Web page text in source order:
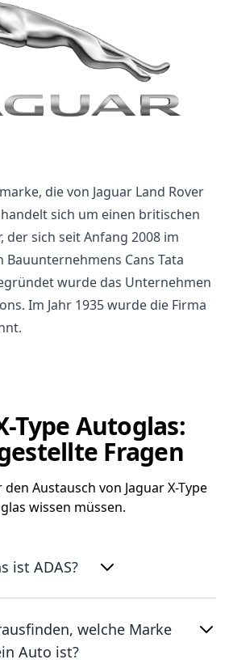
die von Jaguar Land Rover
sich um einen britischen
sich seit Anfang 2008 im
Bauunternehmens Cans Tata
wurde das Unternehmen
Im Jahr 1935 wurde die Firma
Type Autoglas:
Fragen
Austausch von Jaguar X-Type
wissen müssen.
ist ADAS?
welche Marke
Auto ist?